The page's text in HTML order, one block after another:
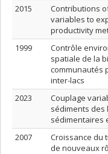
2015
Contributions
variables to
productivity
1999
Contrôle
spatiale de la
communautés
inter-lacs
2023
Couplage
sédiments des
sédimentaires
2007
Croissance du
de nouveaux